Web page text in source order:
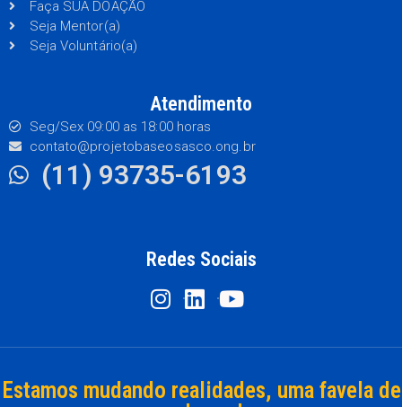
Faça SUA DOAÇÃO
Seja Mentor(a)
Seja Voluntário(a)
Atendimento
Seg/Sex 09:00 as 18:00 horas
contato@projetobaseosasco.ong.br
(11) 93735-6193
Redes Sociais
Estamos mudando realidades, uma favela de